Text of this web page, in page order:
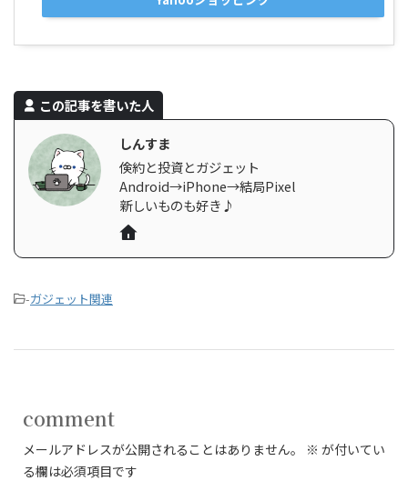
この記事を書いた人
しんすま
倹約と投資とガジェット
Android→iPhone→結局Pixel
新しいものも好き♪
-ガジェット関連
comment
メールアドレスが公開されることはありません。 ※ が付いてい
る欄は必須項目です